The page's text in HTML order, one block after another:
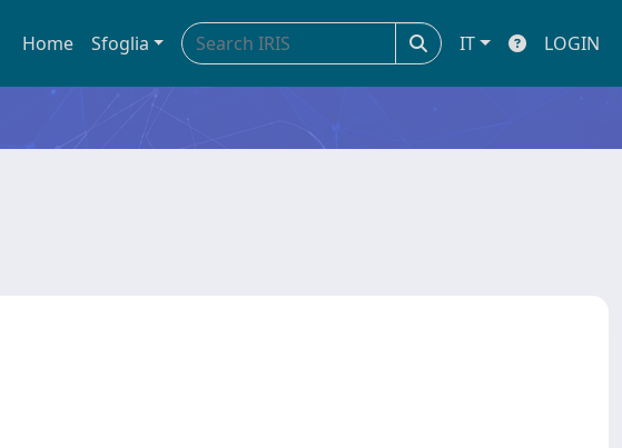
Home Sfoglia IT LOGIN